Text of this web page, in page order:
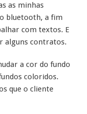
as minhas
bluetooth, a fim
com textos. E
alguns contratos.
a cor do fundo
coloridos.
que o cliente